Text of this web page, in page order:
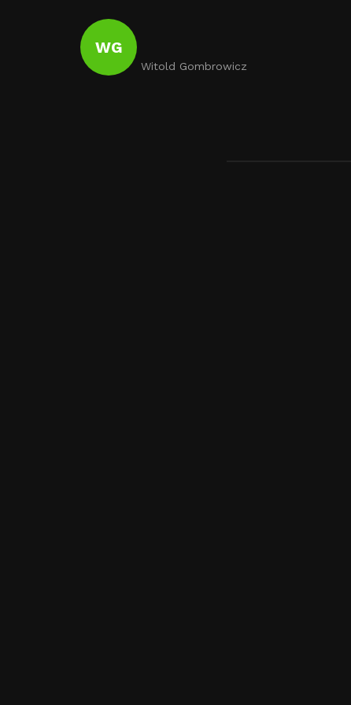
WG
Witold Gombrowicz